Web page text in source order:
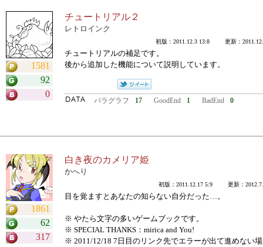
1581
92
0
チュートリアル２
レトロインク
初版：2011.12.3 13:8 更新：
チュートリアルの補足です。
後から追加した機能について説明しています。
パラグラフ 17 GoodEnd 1 BadEnd 0
1861
62
317
白き夜のカメリア姫
かへり
初版：2011.12.17 5:9 更新：
目を覚ますとあなたの知らない自分だった…。
※ やたら文字の多いゲームブックです。
※ SPECIAL THANKS：mirica and You!
※ 2011/12/18 7日目のリンク先でエラーが出て進めない